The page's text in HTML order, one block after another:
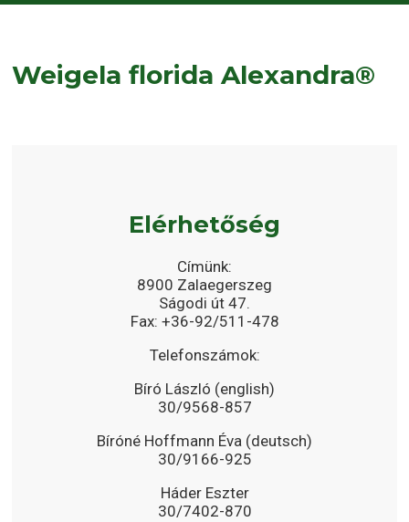
Weigela florida Alexandra®
Elérhetőség
Címünk:
8900 Zalaegerszeg
Ságodi út 47.
Fax: +36-92/511-478
Telefonszámok:
Bíró László (english)
30/9568-857
Bíróné Hoffmann Éva (deutsch)
30/9166-925
Háder Eszter
30/7402-870